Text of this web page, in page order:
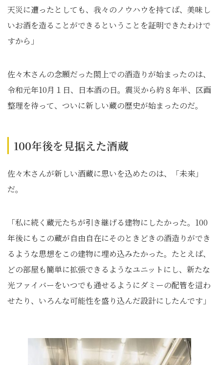
天災に遭ったとしても、我々のノウハウを持てば、美味し
いお酒を造ることができるということを証明できたわけで
すから」
佐々木さんの念願だった閖上での酒造りが始まったのは、
令和元年10月１日、日本酒の日。震災から約８年半、区画
整理を待って、ついに新しい蔵の歴史が始まったのだ。
100年後を見据えた酒蔵
佐々木さんが新しい酒蔵に思いを込めたのは、「未来」
だ。
「私に続く蔵元たちが引き継げる建物にしたかった。100
年後にもこの蔵が自由自在にそのときどきの酒造りができ
るような思想をこの建物に埋め込みたかった。たとえば、
どの部屋も簡単に拡張できるようなユニットにし、新たな
光ファイバーをいつでも通せるようにダミーの配管を這わ
せたり、いろんな可能性を盛り込んだ設計にしたんです」